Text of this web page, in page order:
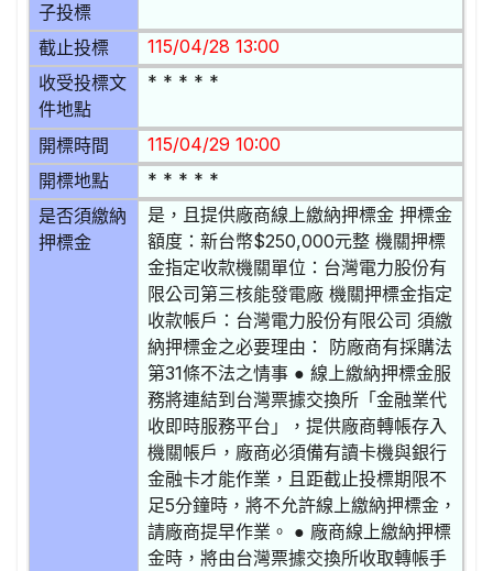
子投標
截止投標 115/04/28 13:00
收受投標文
件地點
* * * * *
開標時間 115/04/29 10:00
開標地點 * * * * *
是否須繳納
押標金
是，且提供廠商線上繳納押標金 押標金
額度：新台幣$250,000元整 機關押標
金指定收款機關單位：台灣電力股份有
限公司第三核能發電廠 機關押標金指定
收款帳戶：台灣電力股份有限公司 須繳
納押標金之必要理由： 防廠商有採購法
第31條不法之情事 ● 線上繳納押標金服
務將連結到台灣票據交換所「金融業代
收即時服務平台」，提供廠商轉帳存入
機關帳戶，廠商必須備有讀卡機與銀行
金融卡才能作業，且距截止投標期限不
足5分鐘時，將不允許線上繳納押標金，
請廠商提早作業。 ● 廠商線上繳納押標
金時，將由台灣票據交換所收取轉帳手